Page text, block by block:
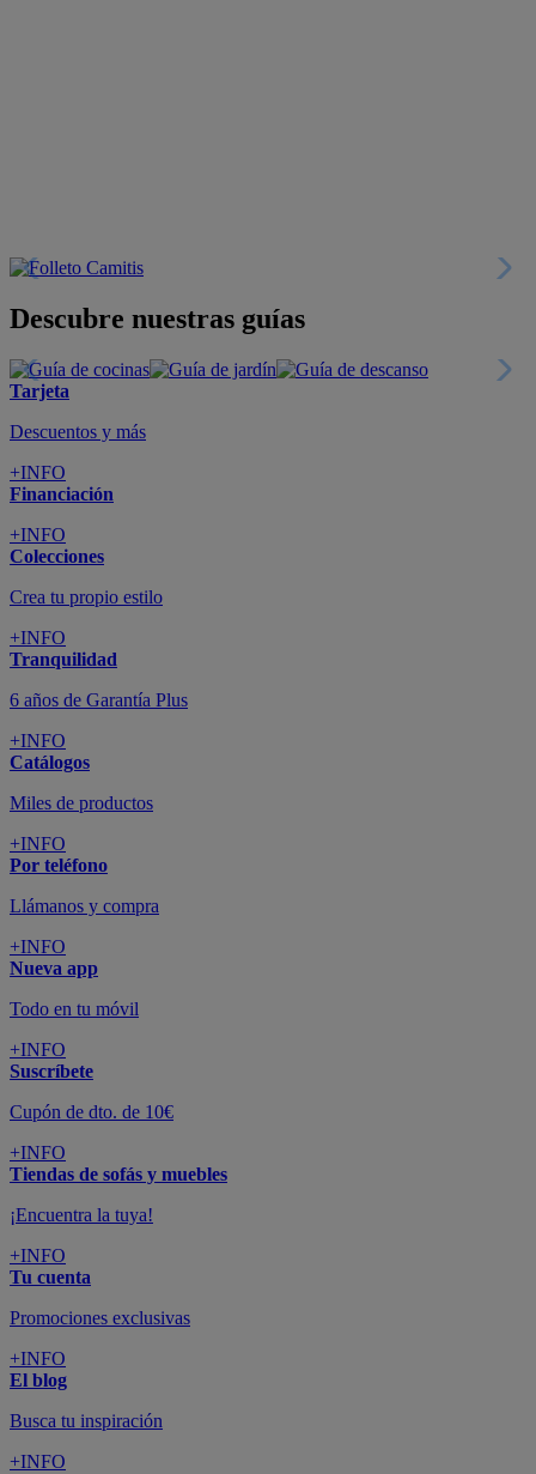
Descubre nuestras guías
Tarjeta
Descuentos y más
+INFO
Financiación
+INFO
Colecciones
Crea tu propio estilo
+INFO
Tranquilidad
6 años de Garantía Plus
+INFO
Catálogos
Miles de productos
+INFO
Por teléfono
Llámanos y compra
+INFO
Nueva app
Todo en tu móvil
+INFO
Suscríbete
Cupón de dto. de 10€
+INFO
Tiendas de sofás y muebles
¡Encuentra la tuya!
+INFO
Tu cuenta
Promociones exclusivas
+INFO
El blog
Busca tu inspiración
+INFO